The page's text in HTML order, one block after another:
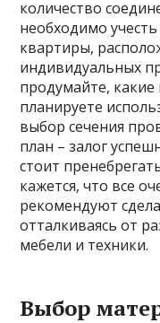
количество
необходимо
квартиры,
индивидуальных
продумайте,
планируете
выбор сечения
план – залог
стоит
кажется, что все
рекомендуют
отталкиваясь от
мебели и техники.
Выбор